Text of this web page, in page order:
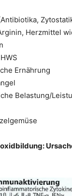
Herzmittel
Ernährung
Belastung/